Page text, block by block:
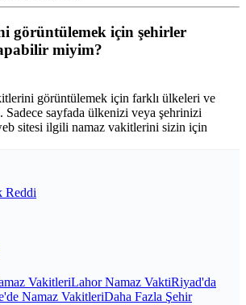
görüntülemek için şehirler
miyim?
görüntülemek için farklı ülkeleri ve
Sadece sayfada ülkenizi veya şehrinizi
sitesi ilgili namaz vakitlerini sizin için
Reddi
VakitleriLahor Namaz VaktiRiyad'da
Namaz VakitleriDaha Fazla Şehir